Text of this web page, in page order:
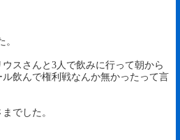
スさんと3人で飲みに行って朝から
飲んで権利戦なんか無かったって言
でした。